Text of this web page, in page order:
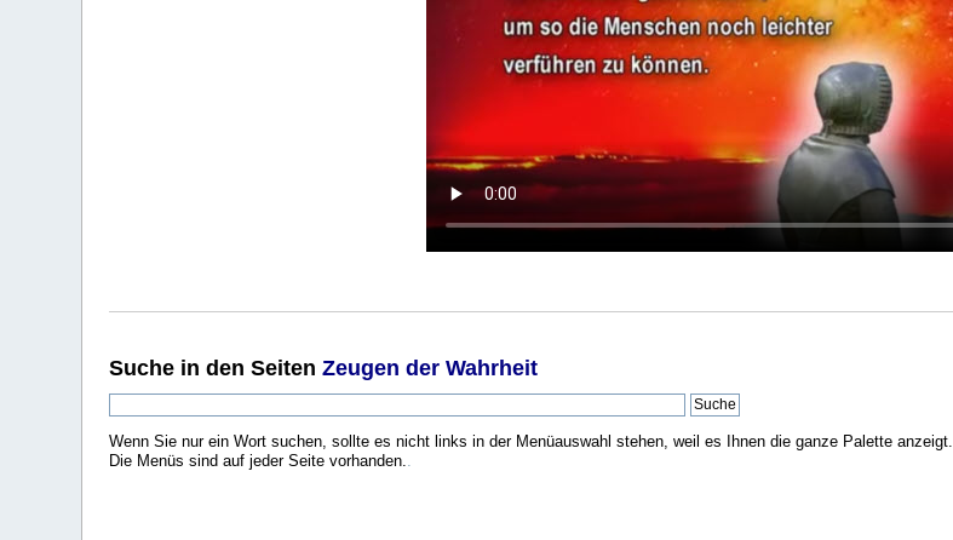
Suche in den SeitenZeugen der Wahrheit
Wenn Sie nur ein Wort suchen, sollte es nicht links in der Menüauswahl stehen, weil es Ihnen die ganze Palette anzeigt.
Die Menüs sind auf jeder Seite vorhanden..